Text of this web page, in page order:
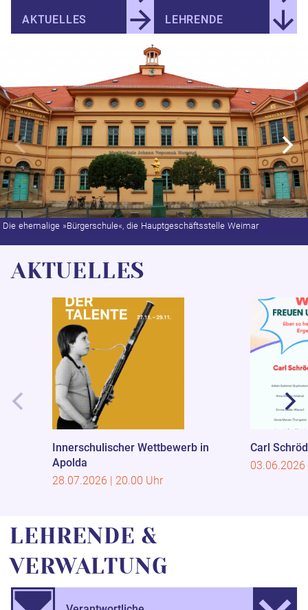
AKTUELLES LEHRENDE
Die ehemalige »Bürgerschule«, die Hauptgeschäftsstelle Weimar
AKTUELLES
Innerschulischer Wettbewerb in
Apolda
28.07.2026 | 20.00 Uhr
Carl
LEHRENDE &
VERWALTUNG